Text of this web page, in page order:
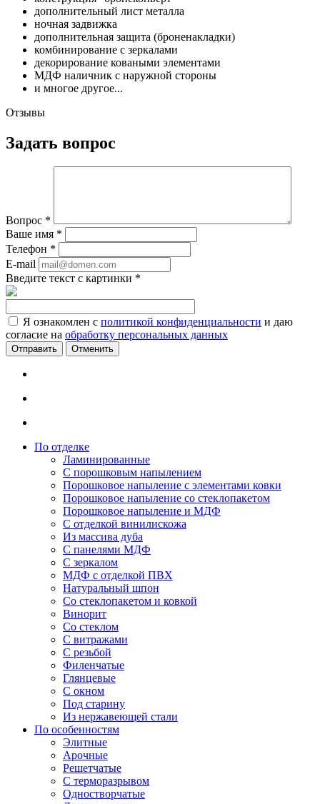
дополнительный лист металла
ночная задвижка
дополнительная защита (броненакладки)
комбинирование с зеркалами
декорирование коваными элементами
МДФ наличник с наружной стороны
и многое другое...
Отзывы
Задать вопрос
Вопрос *
Ваше имя *
Телефон *
E-mail
Введите текст с картинки *
Я ознакомлен с политикой конфиденциальности и даю
согласие на обработку персональных данных
Отменить
По отделке
Ламинированные
С порошковым напылением
Порошковое напыление с элементами ковки
Порошковое напыление со стеклопакетом
Порошковое напыление и МДФ
С отделкой винилискожа
Из массива дуба
С панелями МДФ
С зеркалом
МДФ с отделкой ПВХ
Натуральный шпон
Со стеклопакетом и ковкой
Винорит
Со стеклом
С витражами
С резьбой
Филенчатые
Глянцевые
С окном
Под старину
Из нержавеющей стали
По особенностям
Элитные
Арочные
Решетчатые
С терморазрывом
Одностворчатые